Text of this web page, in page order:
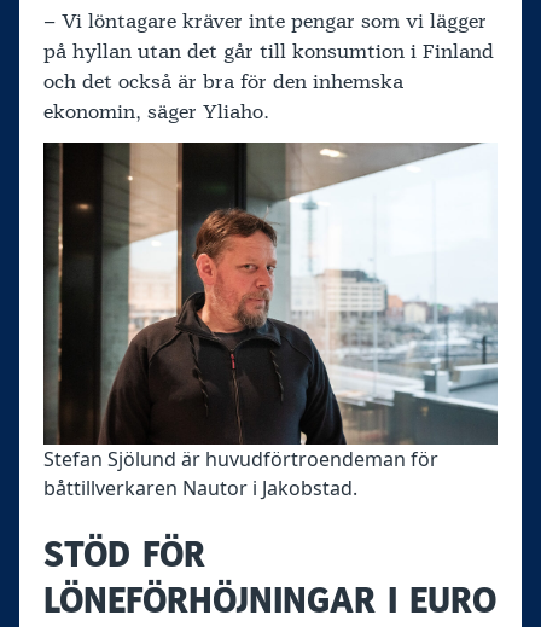
– Vi löntagare kräver inte pengar som vi lägger
på hyllan utan det går till konsumtion i Finland
och det också är bra för den inhemska
ekonomin, säger Yliaho.
Stefan Sjölund är huvudförtroendeman för
båttillverkaren Nautor i Jakobstad.
STÖD FÖR
LÖNEFÖRHÖJNINGAR I EURO